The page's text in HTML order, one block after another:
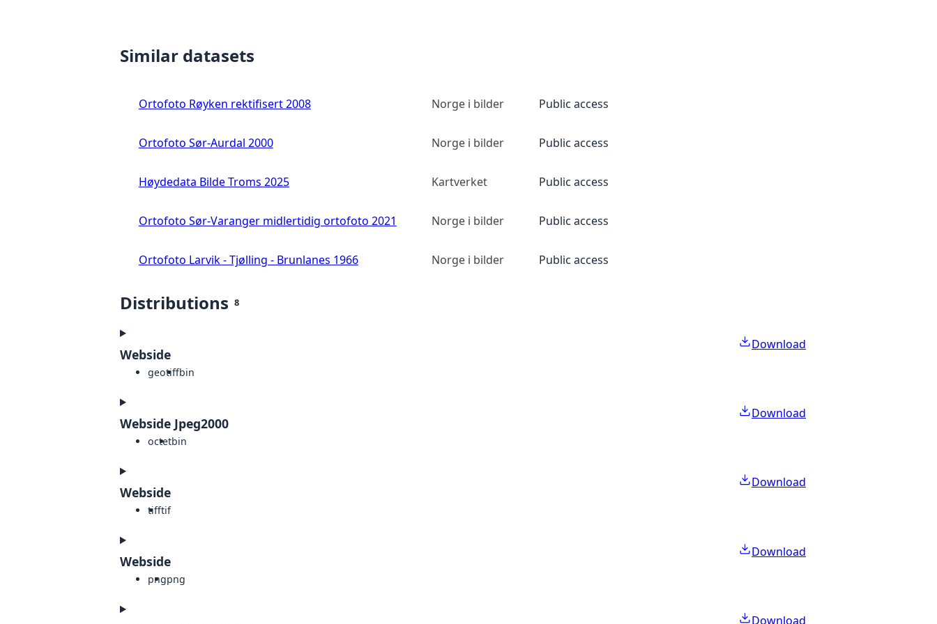
Similar datasets
Ortofoto Røyken rektifisert 2008 Norge i bilder Public access
Ortofoto Sør-Aurdal 2000 Norge i bilder Public access
Høydedata Bilde Troms 2025 Kartverket Public access
Ortofoto Sør-Varanger midlertidig ortofoto 2021 Norge i bilder Public access
Ortofoto Larvik - Tjølling - Brunlanes 1966 Norge i bilder Public access
Distributions 8
Webside
geotiffbin
Download
Webside Jpeg2000
octetbin
Download
Webside
tifftif
Download
Webside
pngpng
Download
Download